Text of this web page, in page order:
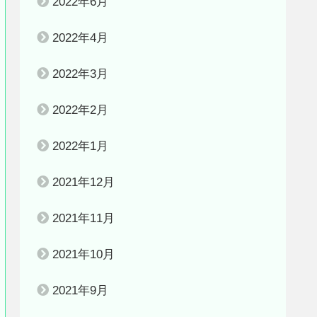
2022年4月
2022年3月
2022年2月
2022年1月
2021年12月
2021年11月
2021年10月
2021年9月